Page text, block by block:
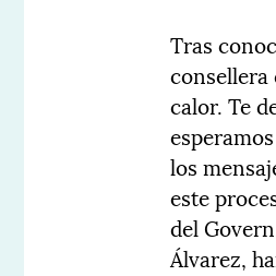
Tras
consellera
calor. Te
los
este
del
Álvarez,